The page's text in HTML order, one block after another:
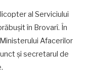
al Serviciului
în Brovarî. În
Afacerilor
și secretarul de